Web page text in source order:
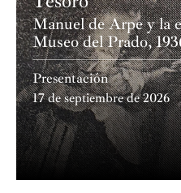
Manuel de Arpe y la
Museo del Prado,
Presentación
17 de septiembre de 2026